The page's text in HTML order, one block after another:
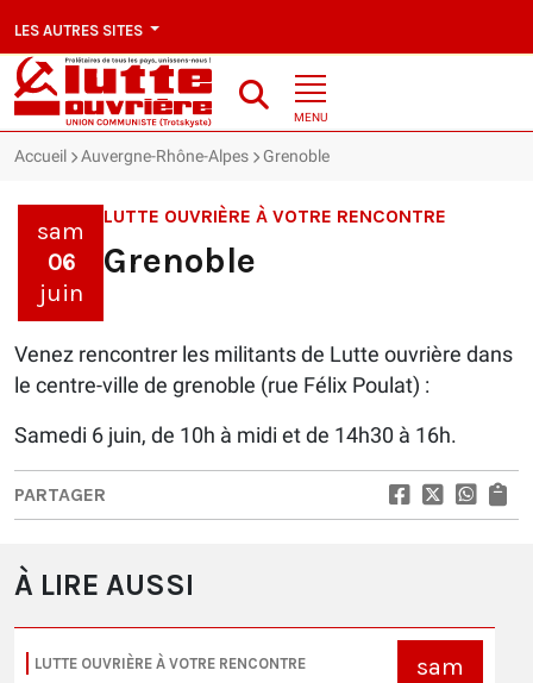
LES AUTRES SITES
MENU
Accueil Auvergne-Rhône-Alpes Grenoble
sam
06
juin
LUTTE OUVRIÈRE À VOTRE RENCONTRE
Grenoble
Venez rencontrer les militants de Lutte ouvrière dans
le centre-ville de grenoble (rue Félix Poulat) :
Samedi 6 juin, de 10h à midi et de 14h30 à 16h.
PARTAGER
À LIRE AUSSI
LUTTE OUVRIÈRE À VOTRE RENCONTRE
sam